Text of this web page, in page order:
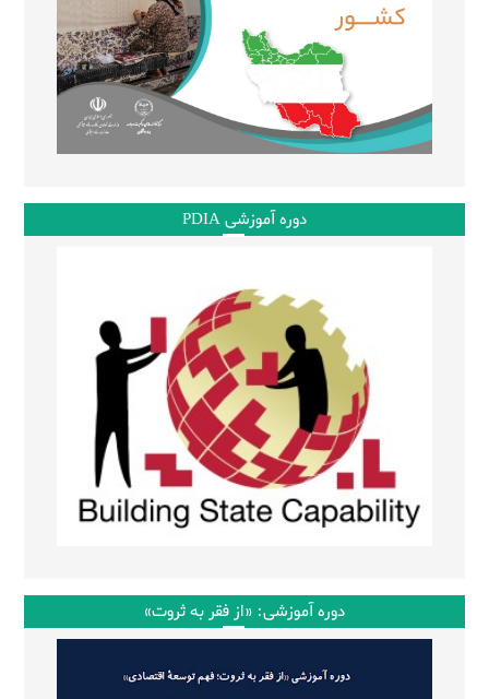
دوره آموزشی PDIA
دوره آموزشی: «از فقر به ثروت»